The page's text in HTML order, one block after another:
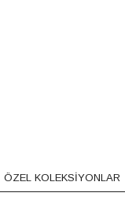
ÖZEL KOLEKSİYONLAR